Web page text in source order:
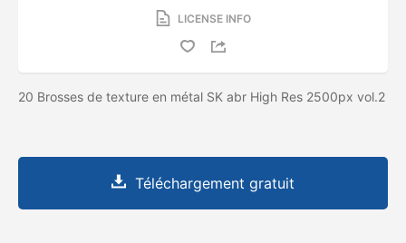
LICENSE INFO
20 Brosses de texture en métal SK abr High Res 2500px vol.2
Téléchargement gratuit